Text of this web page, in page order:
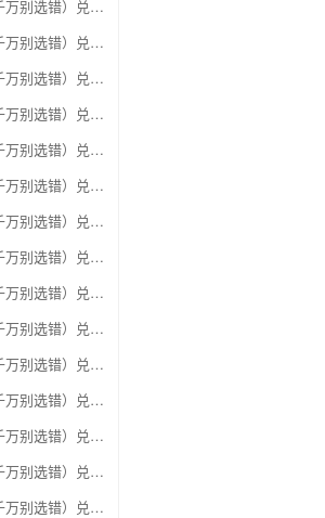
移动充值卡（面值千万别选错）兑换去哪儿礼品卡
移动充值卡（面值千万别选错）兑换阳光卡(阳光爱车)
移动充值卡（面值千万别选错）兑换华润万家购物卡
移动充值卡（面值千万别选错）兑换华润苏果卡(苏果超市卡)（维护 请暂停提交）
移动充值卡（面值千万别选错）兑换天虹购物卡
移动充值卡（面值千万别选错）兑换盒马生鲜礼品卡
移动充值卡（面值千万别选错）兑换屈臣氏
移动充值卡（面值千万别选错）兑换大润发购物卡
移动充值卡（面值千万别选错）兑换银泰百货银泰卡
移动充值卡（面值千万别选错）兑换物美/美通卡
移动充值卡（面值千万别选错）兑换世纪联华充值卡(杭州联华)
移动充值卡（面值千万别选错）兑换重百世纪卡(重庆百货)
移动充值卡（面值千万别选错）兑换南京中央商场购物卡
移动充值卡（面值千万别选错）兑换银座购物卡（黑卡）
移动充值卡（面值千万别选错）兑换叮咚买菜（限通用礼品卡）